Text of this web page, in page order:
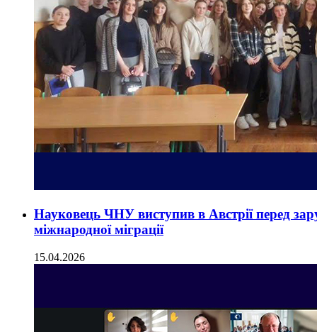
Науковець ЧНУ виступив в Австрії перед
міжнародної міграції
15.04.2026